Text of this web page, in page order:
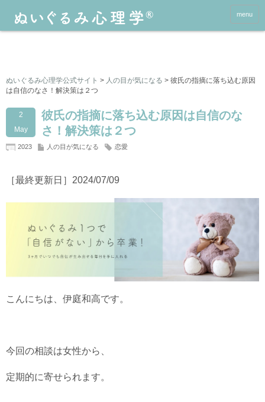
menu
ぬいぐるみ心理学公式サイト > 人の目が気になる > 彼氏の指摘に落ち込む原因
は自信のなさ！解決策は２つ
2
May
彼氏の指摘に落ち込む原因は自信のな
さ！解決策は２つ
2023 人の目が気になる 恋愛
［最終更新日］2024/07/09
こんにちは、伊庭和高です。
今回の相談は女性から、
定期的に寄せられます。